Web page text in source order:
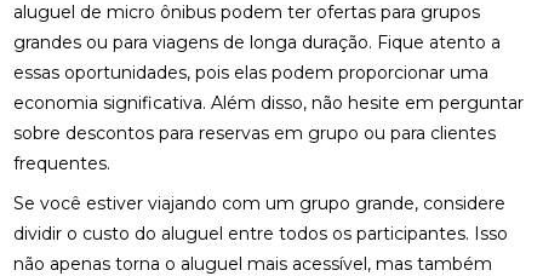
aluguel de micro ônibus podem ter ofertas para grupos
grandes ou para viagens de longa duração. Fique atento a
essas oportunidades, pois elas podem proporcionar uma
economia significativa. Além disso, não hesite em perguntar
sobre descontos para reservas em grupo ou para clientes
frequentes.
Se você estiver viajando com um grupo grande, considere
dividir o custo do aluguel entre todos os participantes. Isso
não apenas torna o aluguel mais acessível, mas também